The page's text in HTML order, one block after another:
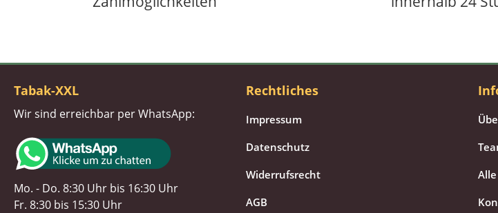
Tabak-XXL
Wir sind erreichbar per WhatsApp:
Mo. - Do. 8:30 Uhr bis 16:30 Uhr
Fr. 8:30 bis 15:30 Uhr
Rechtliches
Impressum
Datenschutz
Widerrufsrecht
AGB